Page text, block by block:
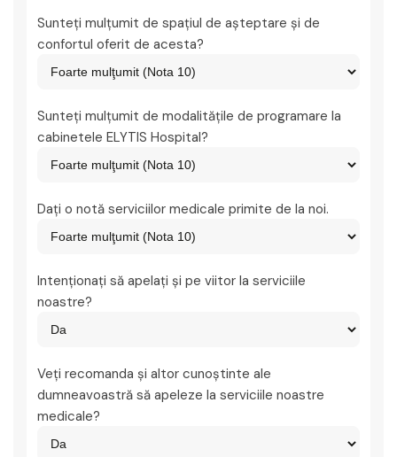
Sunteţi mulţumit de spaţiul de aşteptare şi de
confortul oferit de acesta?
Sunteţi mulţumit de modalităţile de programare la
cabinetele ELYTIS Hospital?
Daţi o notă serviciilor medicale primite de la noi.
Intenţionaţi să apelaţi şi pe viitor la serviciile
noastre?
Veţi recomanda şi altor cunoştinte ale
dumneavoastră să apeleze la serviciile noastre
medicale?